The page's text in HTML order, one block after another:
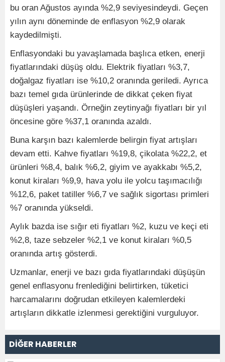
bu oran Ağustos ayında %2,9 seviyesindeydi. Geçen
yılın aynı döneminde de enflasyon %2,9 olarak
kaydedilmişti.
Enflasyondaki bu yavaşlamada başlıca etken, enerji
fiyatlarındaki düşüş oldu. Elektrik fiyatları %3,7,
doğalgaz fiyatları ise %10,2 oranında geriledi. Ayrıca
bazı temel gıda ürünlerinde de dikkat çeken fiyat
düşüşleri yaşandı. Örneğin zeytinyağı fiyatları bir yıl
öncesine göre %37,1 oranında azaldı.
Buna karşın bazı kalemlerde belirgin fiyat artışları
devam etti. Kahve fiyatları %19,8, çikolata %22,2, et
ürünleri %8,4, balık %6,2, giyim ve ayakkabı %5,2,
konut kiraları %9,9, hava yolu ile yolcu taşımacılığı
%12,6, paket tatiller %6,7 ve sağlık sigortası primleri
%7 oranında yükseldi.
Aylık bazda ise sığır eti fiyatları %2, kuzu ve keçi eti
%2,8, taze sebzeler %2,1 ve konut kiraları %0,5
oranında artış gösterdi.
Uzmanlar, enerji ve bazı gıda fiyatlarındaki düşüşün
genel enflasyonu frenlediğini belirtirken, tüketici
harcamalarını doğrudan etkileyen kalemlerdeki
artışların dikkatle izlenmesi gerektiğini vurguluyor.
DİĞER HABERLER